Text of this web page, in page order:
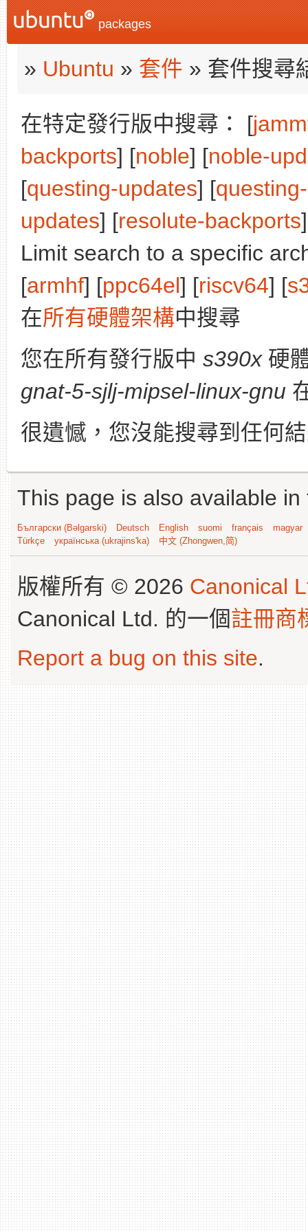
packages
» Ubuntu » 套件 » 套件搜尋
在特定發行版中搜尋： [
backports] [noble] [noble-
[questing-updates] [
updates] [resolute-backports
Limit search to a specific
[armhf] [ppc64el] [riscv64] [
在所有硬體架構中搜尋
您在所有發行版中 s390x硬
gnat-5-sjlj-mipsel-linux-gnu
很遺憾，您沒能搜尋到任何
This page is also available
Български (Bəlgarski) Deutsch English suomi français
magyar
Türkçe
українська (ukrajins'ka) 中文 (Zhongwen,简)
版權所有 © 2026 Canonical
Canonical Ltd. 的一個註冊商
Report a bug on this site.